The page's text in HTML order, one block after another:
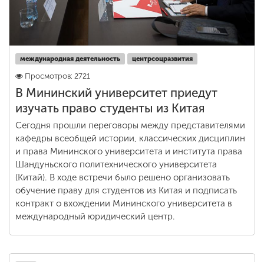
международная деятельность центрсоцразвития
Просмотров: 2721
В Мининский университет приедут
изучать право студенты из Китая
Сегодня прошли переговоры между представителями
кафедры всеобщей истории, классических дисциплин
и права Мининского университета и института права
Шандуньского политехнического университета
(Китай). В ходе встречи было решено организовать
обучение праву для студентов из Китая и подписать
контракт о вхождении Мининского университета в
международный юридический центр.